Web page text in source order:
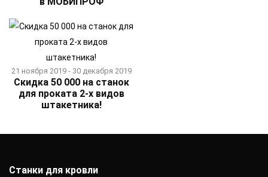
21 ноября 2019 - 30 декабря 2019
Скидка 50 000 на станок
для проката 2-х видов
штакетника!
Станки для кровли